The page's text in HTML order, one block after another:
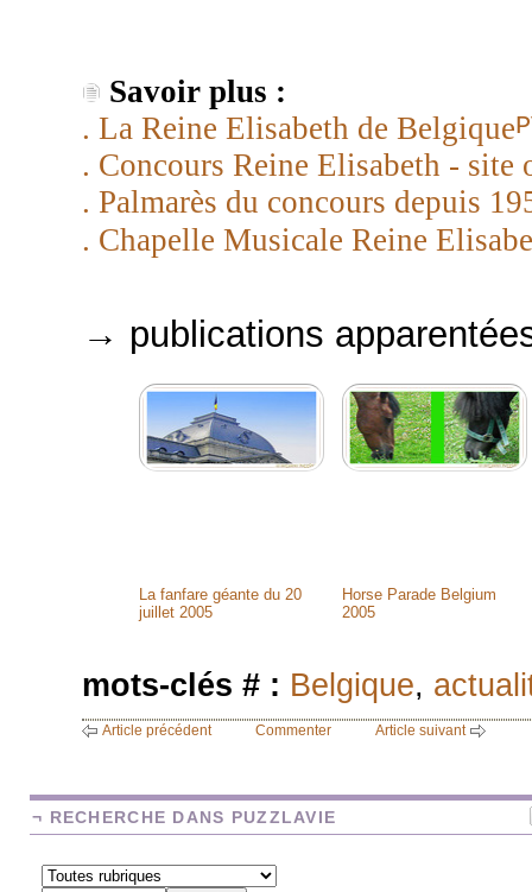
Savoir plus :
. La Reine Elisabeth de Belgique
. Concours Reine Elisabeth - site
. Palmarès du concours depuis
. Chapelle Musicale Reine
→ publications
La fanfare géante du 20
juillet 2005
Horse Parade Belgium
2005
mots-clés # : Belgique,
Article précédent Commenter Article suivant
¬ RECHERCHE DANS PUZZLAVIE